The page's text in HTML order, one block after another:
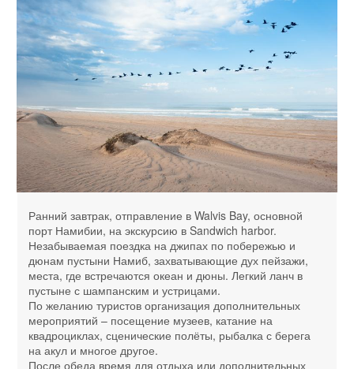
Ранний завтрак, отправление в Walvis Bay, основной
порт Намибии, на экскурсию в Sandwich harbor.
Незабываемая поездка на джипах по побережью и
дюнам пустыни Намиб, захватывающие дух пейзажи,
места, где встречаются океан и дюны. Легкий ланч в
пустыне с шампанским и устрицами.
По желанию туристов организация дополнительных
мероприятий – посещение музеев, катание на
квадроциклах, сценические полёты, рыбалка с берега
на акул и многое другое.
После обеда время для отдыха или дополнительных